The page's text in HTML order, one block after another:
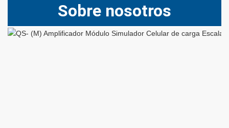
Sobre nosotros